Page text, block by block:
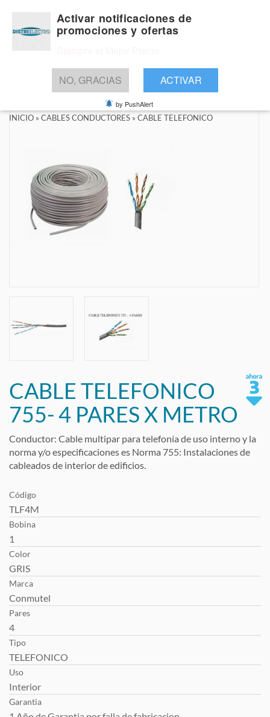
INICIO » CABLES CONDUCTORES » CABLE TELEFONICO
CABLE TELEFONICO
755- 4 PARES X METRO
Conductor: Cable multipar para telefonía de uso interno y la
norma y/o especificaciones es Norma 755: Instalaciones de
cableados de interior de edificios.
Código
TLF4M
Bobina
1
Color
GRIS
Marca
Conmutel
Pares
4
Tipo
TELEFONICO
Uso
Interior
Garantia
Activar notificaciones de
promociones y ofertas
NO, GRACIAS ACTIVAR
by PushAlert